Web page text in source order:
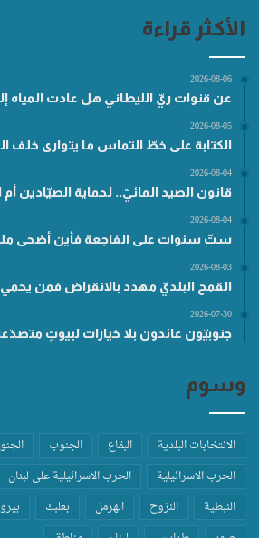
الأكثر قراءة
2026-08-06
عن قنوات ريّ الليطاني هل عادت المياه
2026-08-05
الكتابة على خطّ التماس ما يتوارى خلف
2026-08-04
قانون الصيد المائيّ.. لحماية الصيّادين
2026-08-04
ستّ سنوات على الفاجعة فأين أضحى ملف
2026-08-03
القمح البلديّ مهدد بالانقراض فمن يحمي
2026-07-30
جنوبيّون عائدون بلا خيارات لبيوتٍ
وسوم
الانتخابات البلدية البقاع الجنوب
الحرب الاسرائيلية
الحرب الاسرائيلية على لبنان
النبطية
النزوح الهرمل بعلبك